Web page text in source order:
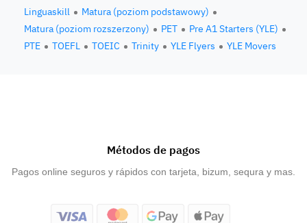
Linguaskill
Matura (poziom podstawowy)
Matura (poziom rozszerzony)
PET
Pre A1 Starters (YLE)
PTE
TOEFL TOEIC Trinity YLE Flyers YLE Movers
Métodos de pagos
Pagos online seguros y rápidos con tarjeta, bizum, sequra y mas.